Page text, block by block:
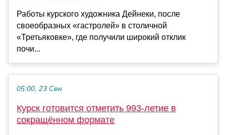
Работы курского художника Дейнеки, после
своеобразных «гастролей» в столичной
«Третьяковке», где получили широкий отклик
почи...
05:00, 23 Сен
Курск готовится отметить 993-летие в
сокращённом формате